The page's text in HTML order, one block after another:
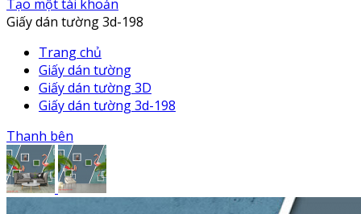
Tạo một tài khoản
Giấy dán tường 3d-198
Trang chủ
Giấy dán tường
Giấy dán tường 3D
Giấy dán tường 3d-198
Thanh bên